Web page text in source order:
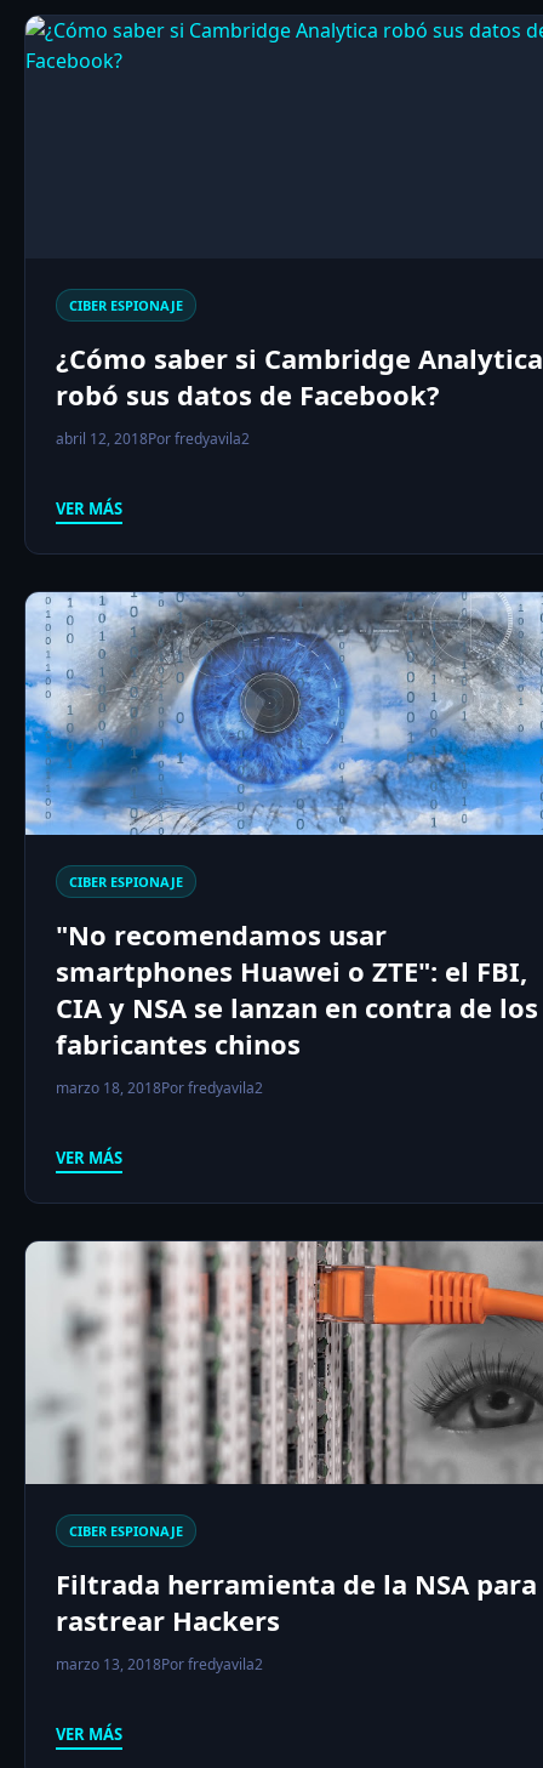
CIBER ESPIONAJE
¿Cómo saber si Cambridge Analytica
robó sus datos de Facebook?
abril 12, 2018Por fredyavila2
VER MÁS
CIBER ESPIONAJE
"No recomendamos usar
smartphones Huawei o ZTE": el FBI,
CIA y NSA se lanzan en contra de los
fabricantes chinos
marzo 18, 2018Por fredyavila2
VER MÁS
CIBER ESPIONAJE
Filtrada herramienta de la NSA para
rastrear Hackers
marzo 13, 2018Por fredyavila2
VER MÁS